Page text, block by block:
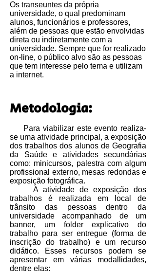
Os transeuntes da própria
universidade, o qual predominam
alunos, funcionários e professores,
além de pessoas que estão envolvidas
direta ou indiretamente com a
universidade. Sempre que for realizado
on-line, o público alvo são as pessoas
que tem interesse pelo tema e utilizam
a internet.
Metodologia:
Para viabilizar este evento realiza-
se uma atividade principal, a exposição
dos trabalhos dos alunos de Geografia
da Saúde e atividades secundárias
como: minicursos, palestra com algum
profissional externo, mesas redondas e
exposição fotográfica.
A atividade de exposição dos
trabalhos é realizada em local de
trânsito das pessoas dentro da
universidade acompanhado de um
banner, um folder explicativo do
trabalho para ser entregue (forma de
inscrição do trabalho) e um recurso
didático. Esses recursos podem se
apresentar em várias modallidades,
dentre elas: